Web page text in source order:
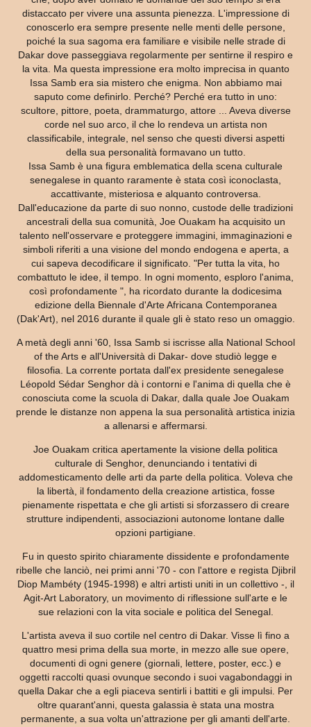
distaccato per vivere una assunta pienezza. L'impressione di
conoscerlo era sempre presente nelle menti delle persone,
poiché la sua sagoma era familiare e visibile nelle strade di
Dakar dove passeggiava regolarmente per sentirne il respiro e
la vita. Ma questa impressione era molto imprecisa in quanto
Issa Samb era sia mistero che enigma. Non abbiamo mai
saputo come definirlo. Perché? Perché era tutto in uno:
scultore, pittore, poeta, drammaturgo, attore ... Aveva diverse
corde nel suo arco, il che lo rendeva un artista non
classificabile, integrale, nel senso che questi diversi aspetti
della sua personalità formavano un tutto.
Issa Samb è una figura emblematica della scena culturale
senegalese in quanto raramente è stata così iconoclasta,
accattivante, misteriosa e alquanto controversa.
Dall'educazione da parte di suo nonno, custode delle tradizioni
ancestrali della sua comunità, Joe Ouakam ha acquisito un
talento nell'osservare e proteggere immagini, immaginazioni e
simboli riferiti a una visione del mondo endogena e aperta, a
cui sapeva decodificare il significato. "Per tutta la vita, ho
combattuto le idee, il tempo. In ogni momento, esploro l'anima,
così profondamente ", ha ricordato durante la dodicesima
edizione della Biennale d'Arte Africana Contemporanea
(Dak'Art), nel 2016 durante il quale gli è stato reso un omaggio.
A metà degli anni '60, Issa Samb si iscrisse alla National School
of the Arts e all'Università di Dakar- dove studiò legge e
filosofia. La corrente portata dall'ex presidente senegalese
Léopold Sédar Senghor dà i contorni e l'anima di quella che è
conosciuta come la scuola di Dakar, dalla quale Joe Ouakam
prende le distanze non appena la sua personalità artistica inizia
a allenarsi e affermarsi.
Joe Ouakam critica apertamente la visione della politica
culturale di Senghor, denunciando i tentativi di
addomesticamento delle arti da parte della politica. Voleva che
la libertà, il fondamento della creazione artistica, fosse
pienamente rispettata e che gli artisti si sforzassero di creare
strutture indipendenti, associazioni autonome lontane dalle
opzioni partigiane.
Fu in questo spirito chiaramente dissidente e profondamente
ribelle che lanciò, nei primi anni '70 - con l'attore e regista Djibril
Diop Mambéty (1945-1998) e altri artisti uniti in un collettivo -, il
Agit-Art Laboratory, un movimento di riflessione sull'arte e le
sue relazioni con la vita sociale e politica del Senegal.
L'artista aveva il suo cortile nel centro di Dakar. Visse lì fino a
quattro mesi prima della sua morte, in mezzo alle sue opere,
documenti di ogni genere (giornali, lettere, poster, ecc.) e
oggetti raccolti quasi ovunque secondo i suoi vagabondaggi in
quella Dakar che a egli piaceva sentirli i battiti e gli impulsi. Per
oltre quarant'anni, questa galassia è stata una mostra
permanente, a sua volta un'attrazione per gli amanti dell'arte.